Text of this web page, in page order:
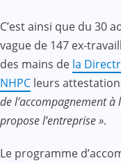
C’est ainsi que du 30
vague de 147 ex-
des mains de la
NHPC leurs
de l’accompagnement
propose l’entreprise ».
Le programme